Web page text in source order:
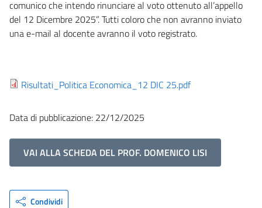
comunico che intendo rinunciare al voto ottenuto all’appello
del 12 Dicembre 2025”. Tutti coloro che non avranno inviato
una e-mail al docente avranno il voto registrato.
Risultati_Politica Economica_12 DIC 25.pdf
Data di pubblicazione: 22/12/2025
VAI ALLA SCHEDA DEL PROF. DOMENICO LISI
Condividi